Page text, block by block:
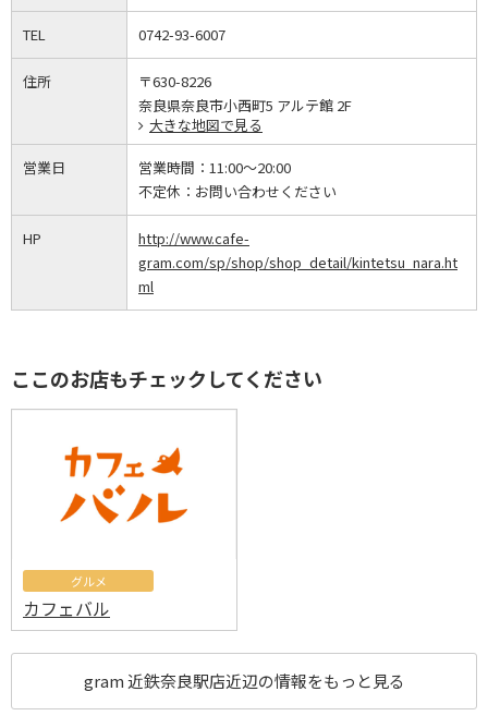
TEL 0742-93-6007
住所
〒630-8226
奈良県奈良市小西町5 アルテ館 2F
大きな地図で見る
営業日 営業時間： 11:00～20:00
不定休： お問い合わせください
HP
http://www.cafe-
gram.com/sp/shop/shop_detail/kintetsu_nara.ht
ml
ここのお店もチェックしてください
グルメ
カフェバル
gram 近鉄奈良駅店近辺の情報をもっと見る